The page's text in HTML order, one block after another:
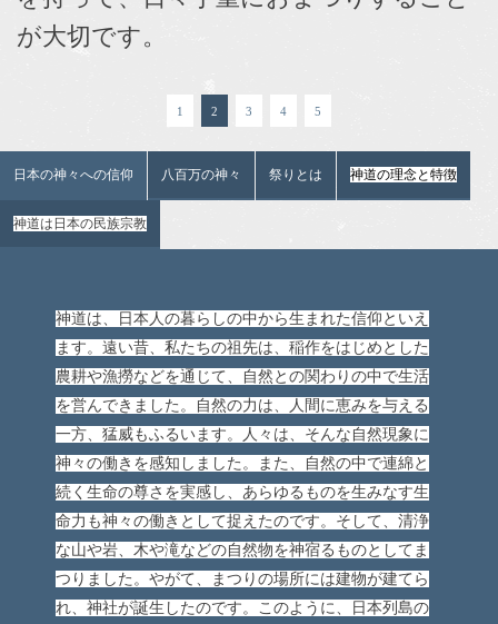
が大切です。
1 2 3 4 5
日本の神々への信仰 八百万の神々 祭りとは 神道の理念と特徴
神道は日本の民族宗教
神道は、日本人の暮らしの中から生まれた信仰といえ
ます。遠い昔、私たちの祖先は、稲作をはじめとした
農耕や漁撈などを通じて、自然との関わりの中で生活
を営んできました。自然の力は、人間に恵みを与える
一方、猛威もふるいます。人々は、そんな自然現象に
神々の働きを感知しました。また、自然の中で連綿と
続く生命の尊さを実感し、あらゆるものを生みなす生
命力も神々の働きとして捉えたのです。そして、清浄
な山や岩、木や滝などの自然物を神宿るものとしてま
つりました。やがて、まつりの場所には建物が建てら
れ、神社が誕生したのです。このように、日本列島の